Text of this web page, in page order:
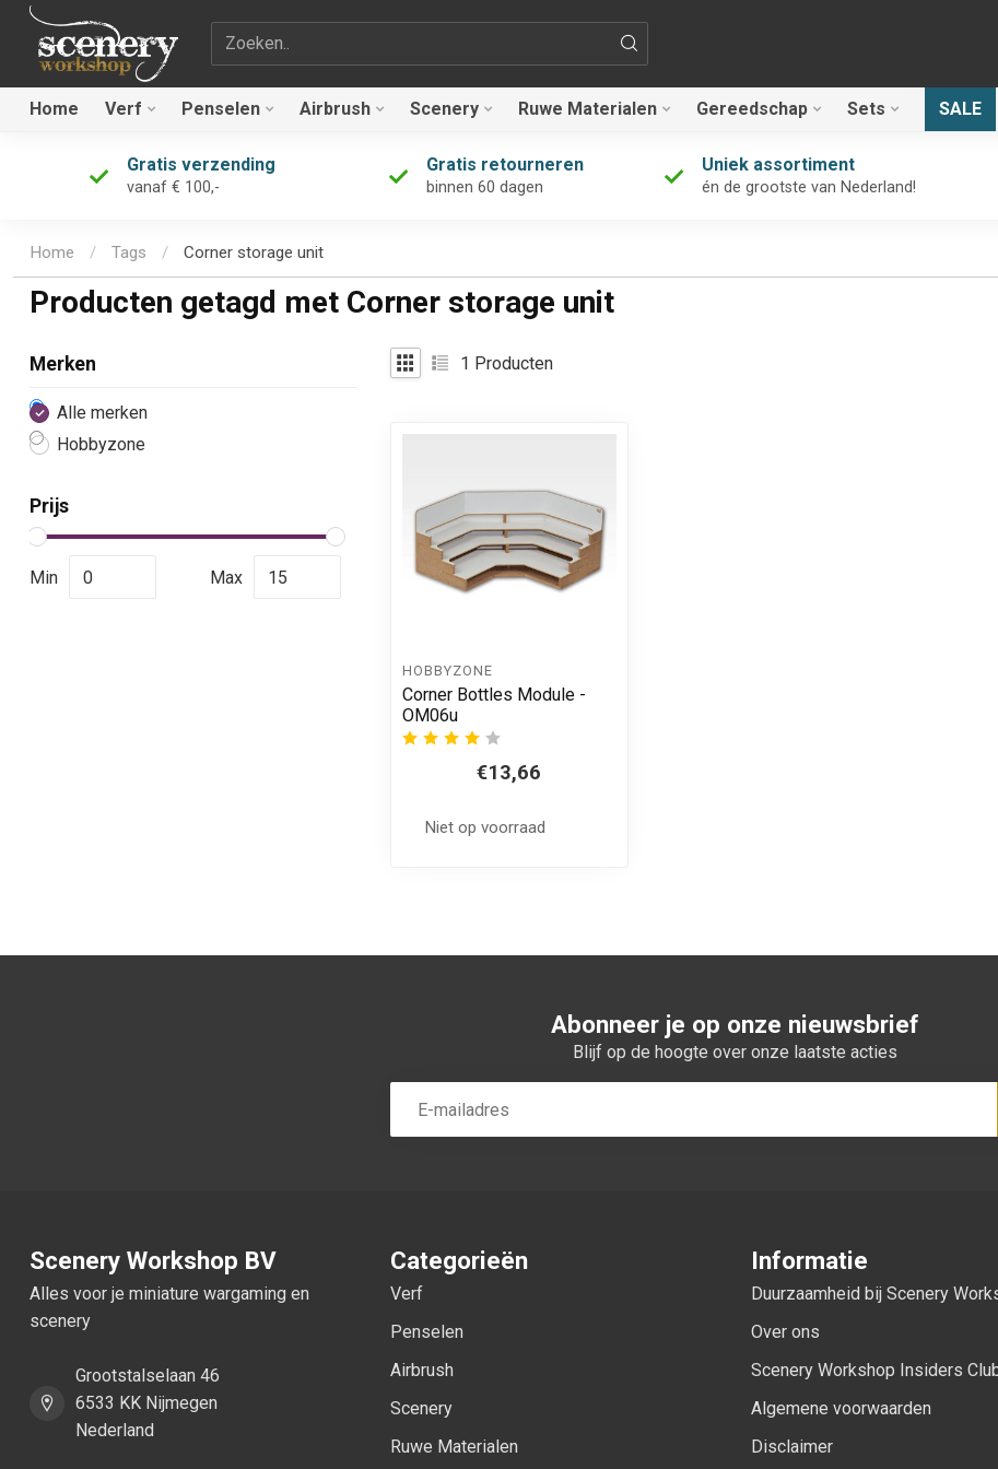
Zoekterm
Home Verf Penselen Airbrush Scenery Ruwe Materialen Gereedschap Sets SALE
Gratis verzending
vanaf € 100,-
Gratis retourneren
binnen 60 dagen
Uniek assortiment
én de grootste van Nederland!
Home / Tags / Corner storage unit
Producten getagd met Corner storage unit
Merken
Alle merken
Hobbyzone
Prijs
Min Max
1 Producten
HOBBYZONE
Corner Bottles Module -
OM06u
€13,66
Niet op voorraad
Abonneer je op onze nieuwsbrief
Blijf op de hoogte over onze laatste acties
Scenery Workshop BV
Alles voor je miniature wargaming en
scenery
Grootstalselaan 46
6533 KK Nijmegen
Nederland
Categorieën
Verf
Penselen
Airbrush
Scenery
Ruwe Materialen
Informatie
Duurzaamheid bij Scenery
Over ons
Scenery Workshop Insiders
Algemene voorwaarden
Disclaimer